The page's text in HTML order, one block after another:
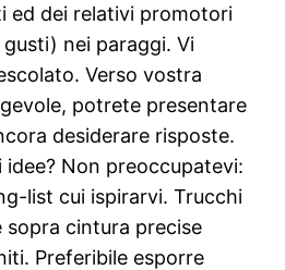
ed dei relativi promotori
nei paraggi. Vi
Verso vostra
potrete presentare
desiderare risposte.
Non preoccupatevi:
list cui ispirarvi. Trucchi
sopra cintura precise
Preferibile esporre